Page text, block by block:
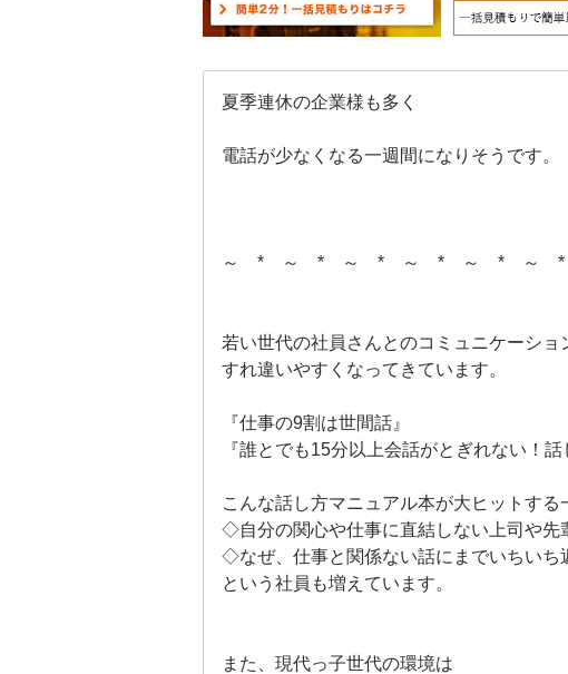
夏季連休の企業様も多く
電話が少なくなる一週間になりそうです。
～ * ～ * ～ * ～ * ～ * ～
若い世代の社員さんとのコミュニケーショ
すれ違いやすくなってきています。
『仕事の9割は世間話』
『誰とでも15分以上会話がとぎれない！話
こんな話し方マニュアル本が大ヒットする
◇自分の関心や仕事に直結しない上司や先
◇なぜ、仕事と関係ない話にまでいちいち
という社員も増えています。
また、現代っ子世代の環境は